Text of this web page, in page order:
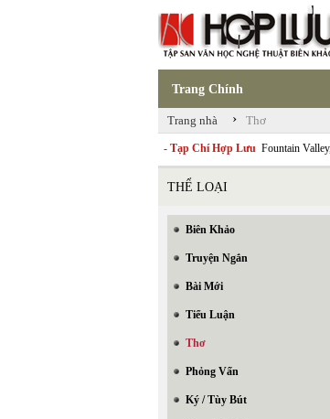
Trang Chính
Trang nhà › Thơ
- Tạp Chí Hợp Lưu Fountain
THỂ LOẠI
Biên Khảo
Truyện Ngắn
Bài Mới
Tiểu Luận
Thơ
Phỏng Vấn
Ký / Tùy Bút